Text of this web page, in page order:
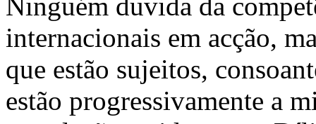
internacionais em acção,
que estão sujeitos,
estão progressivamente a